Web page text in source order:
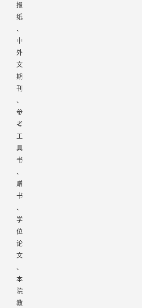
报
纸
、
中
外
文
期
刊
、
参
考
工
具
书
、
赠
书
、
学
位
论
文
、
本
院
教